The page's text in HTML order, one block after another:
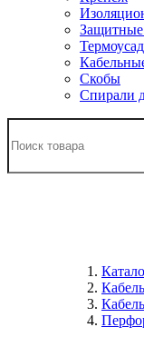
Защитные
Скобы
Спирали